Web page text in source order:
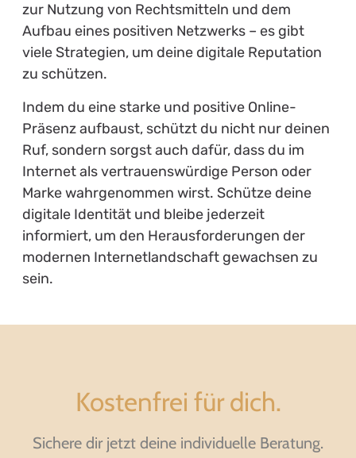
zur Nutzung von Rechtsmitteln und dem
Aufbau eines positiven Netzwerks – es gibt
viele Strategien, um deine digitale Reputation
zu schützen.
Indem du eine starke und positive Online-
Präsenz aufbaust, schützt du nicht nur deinen
Ruf, sondern sorgst auch dafür, dass du im
Internet als vertrauenswürdige Person oder
Marke wahrgenommen wirst. Schütze deine
digitale Identität und bleibe jederzeit
informiert, um den Herausforderungen der
modernen Internetlandschaft gewachsen zu
sein.
Kostenfrei für dich.
Sichere dir jetzt deine individuelle Beratung.